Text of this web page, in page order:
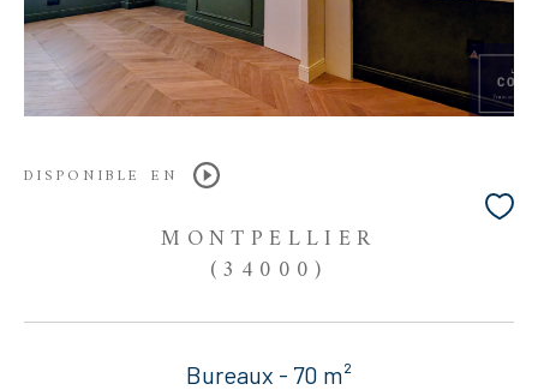
DISPONIBLE EN
MONTPELLIER
(34000)
Bureaux - 70 m²